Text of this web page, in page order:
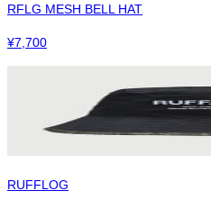
RFLG MESH BELL HAT
¥7,700
RUFFLOG